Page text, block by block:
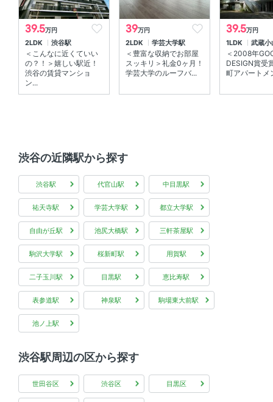
39.5万円
2LDK 渋谷駅
＜こんなに近くていい
の？！＞嬉しい駅近！
渋谷の賃貸マンショ
ン...
39万円
2LDK 学芸大学駅
＜豊富な収納でお部屋
スッキリ＞礼金0ヶ月！
学芸大学のルーフバ...
39.5万円
1LDK 武蔵小
＜2008年
DESIGN賞受
町アパートメ
渋谷の近隣駅から探す
渋谷駅 代官山駅 中目黒駅
祐天寺駅 学芸大学駅 都立大学駅
自由が丘駅 池尻大橋駅 三軒茶屋駅
駒沢大学駅 桜新町駅 用賀駅
二子玉川駅 目黒駅 恵比寿駅
表参道駅 神泉駅 駒場東大前駅
池ノ上駅
渋谷駅周辺の区から探す
世田谷区 渋谷区 目黒区